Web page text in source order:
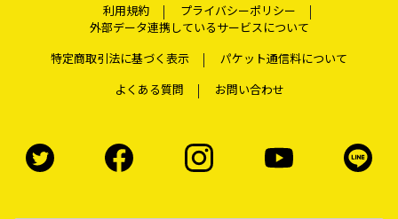
利用規約
プライバシーポリシー
外部データ連携しているサービスについて
特定商取引法に基づく表示
パケット通信料について
よくある質問
お問い合わせ